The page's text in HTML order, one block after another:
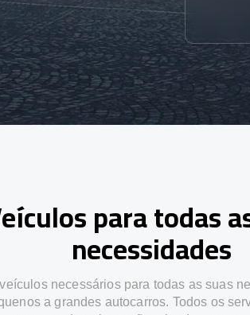
para todas
necessidades
necessários para todas as suas
a grandes autocarros. Todos os